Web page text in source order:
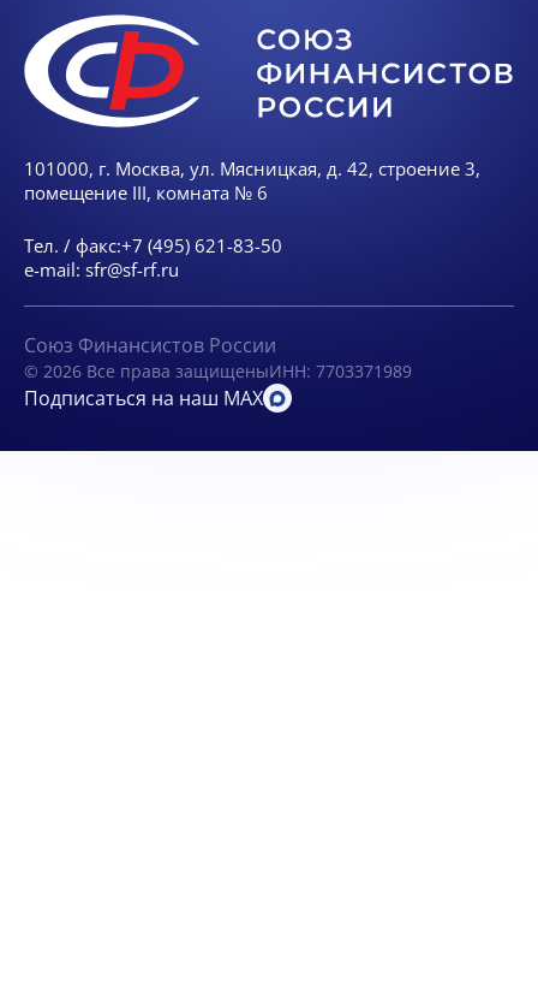
101000, г. Москва, ул. Мясницкая, д. 42, строение 3,
помещение III, комната № 6
Тел. / факс:+7 (495) 621-83-50
e-mail: sfr@sf-rf.ru
Союз Финансистов России
© 2026 Все права защищеныИНН: 7703371989
Подписаться на наш MAX